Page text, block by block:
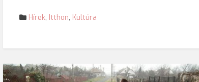
Hírek, Itthon, Kultúra